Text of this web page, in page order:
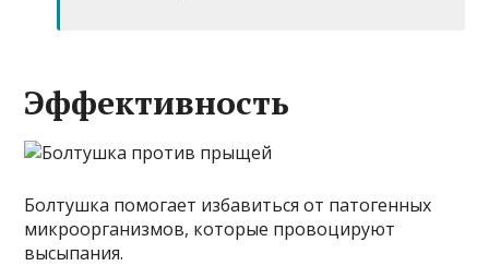
Эффективность
Болтушка помогает избавиться от патогенных
микроорганизмов, которые провоцируют
высыпания.